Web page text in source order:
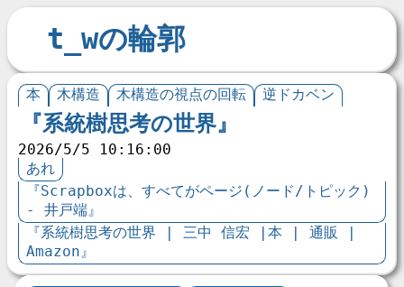
t_wの輪郭
本 木構造 木構造の視点の回転 逆ドカベン
『系統樹思考の世界』
2026/5/5 10:16:00
あれ
『Scrapboxは、すべてがページ(ノード/トピック)
- 井戸端』
『系統樹思考の世界 | 三中 信宏 |本 | 通販 |
Amazon』